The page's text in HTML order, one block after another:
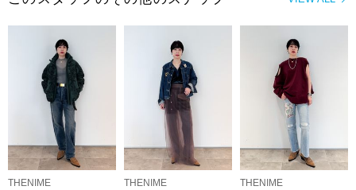
THENIME
THENIME
THENIME